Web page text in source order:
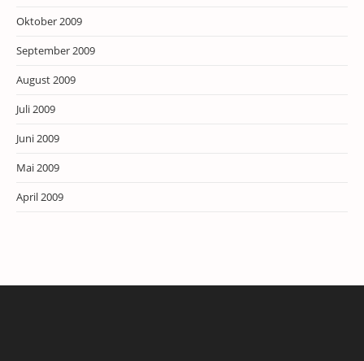
Oktober 2009
September 2009
August 2009
Juli 2009
Juni 2009
Mai 2009
April 2009